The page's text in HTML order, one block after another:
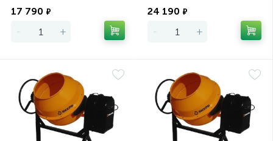
17 790 ₽
- +
24 190 ₽
- +